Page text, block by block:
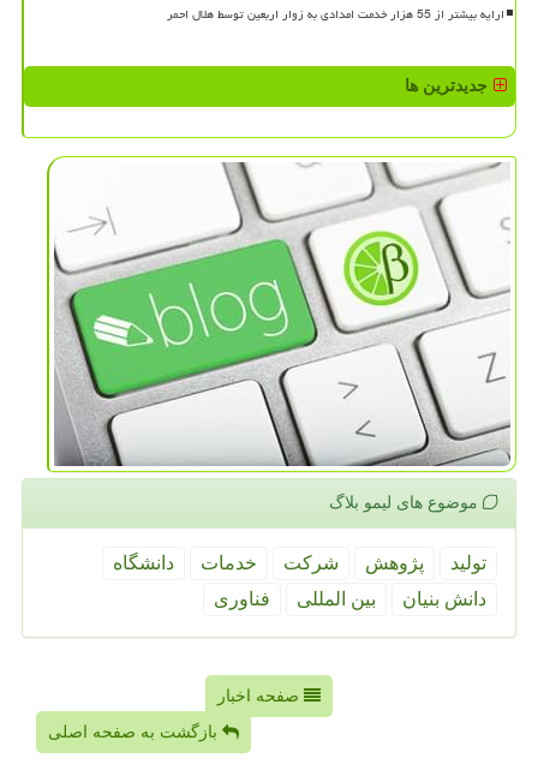
ارایه بیشتر از 55 هزار خدمت امدادی به زوار اربعین توسط هلال احمر
جدیدترین ها
موضوع های لیمو بلاگ
تولید پژوهش شركت خدمات
دانشگاه
دانش بنیان
بین المللی فناوری
صفحه اخبار
بازگشت به صفحه اصلی